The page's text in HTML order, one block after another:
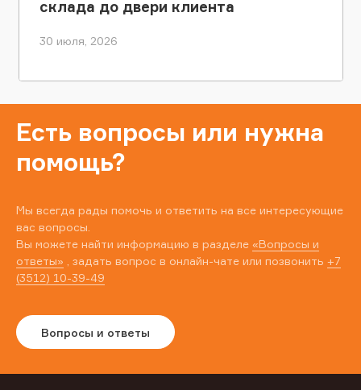
склада до двери клиента
30 июля, 2026
Есть вопросы или нужна
помощь?
Мы всегда рады помочь и ответить на все интересующие
вас вопросы.
Вы можете найти информацию в разделе «Вопросы и
ответы» , задать вопрос в онлайн-чате или позвонить +7
(3512) 10-39-49
Вопросы и ответы